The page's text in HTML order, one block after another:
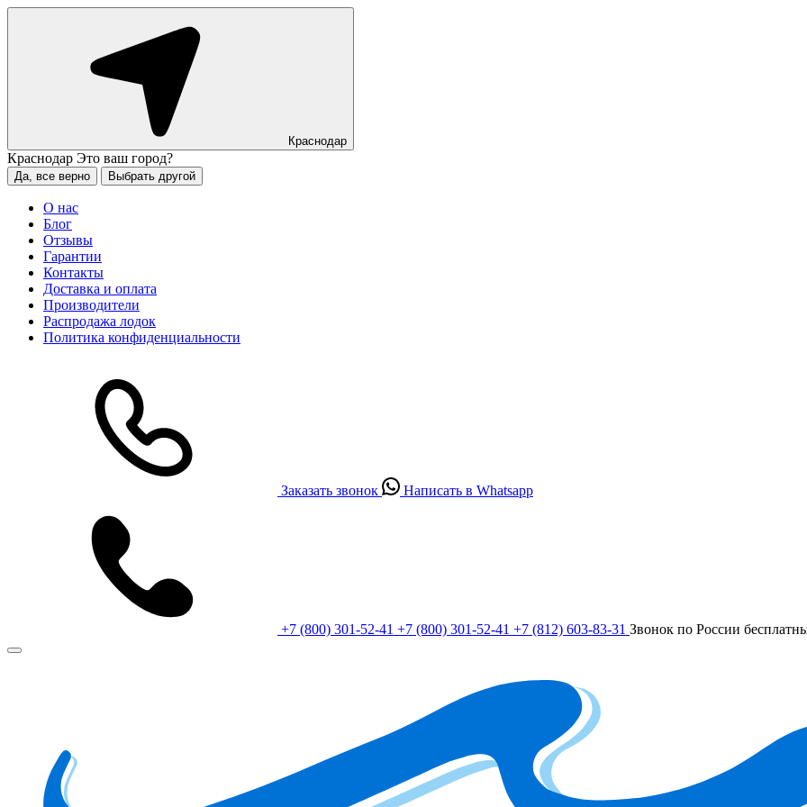
Краснодар
Краснодар Это ваш город?
Да, все верно Выбрать другой
О нас
Блог
Отзывы
Гарантии
Контакты
Доставка и оплата
Производители
Распродажа лодок
Политика конфиденциальности
Заказать звонок Написать в Whatsapp
+7 (800) 301-52-41 +7 (800) 301-52-41 +7 (812) 603-83-31 Звонок по России